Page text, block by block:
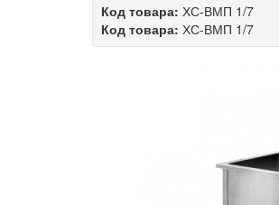
Код товара: ХС-ВМП 1/7
Код товара: ХС-ВМП 1/7